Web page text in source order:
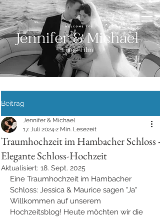
Beitrag
Traumhochzeit im Hambacher Schloss -
Elegante Schloss-Hochzeit
Jennifer & Michael
17. Juli 2024 2 Min. Lesezeit
Aktualisiert: 18. Sept. 2025
Eine Traumhochzeit im Hambacher
Schloss: Jessica & Maurice sagen "Ja"
Willkommen auf unserem
Hochzeitsblog! Heute möchten wir die